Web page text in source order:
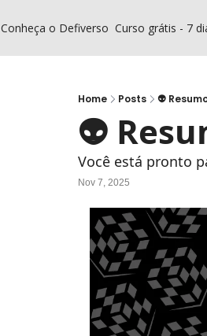
Conheça o Defiverso Curso grátis - 7
Home Posts 👽
👽
Você está pronto
Nov 7, 2025